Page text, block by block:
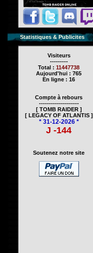
Statistiques & Publicites
Visiteurs
---------
Total : 11447738
Aujourd'hui : 765
En ligne : 16
Compte à rebours
--------------------
[ TOMB RAIDER ]
[ LEGACY OF ATLANTIS ]
* 31-12-2026 *
J -144
Soutenez notre site